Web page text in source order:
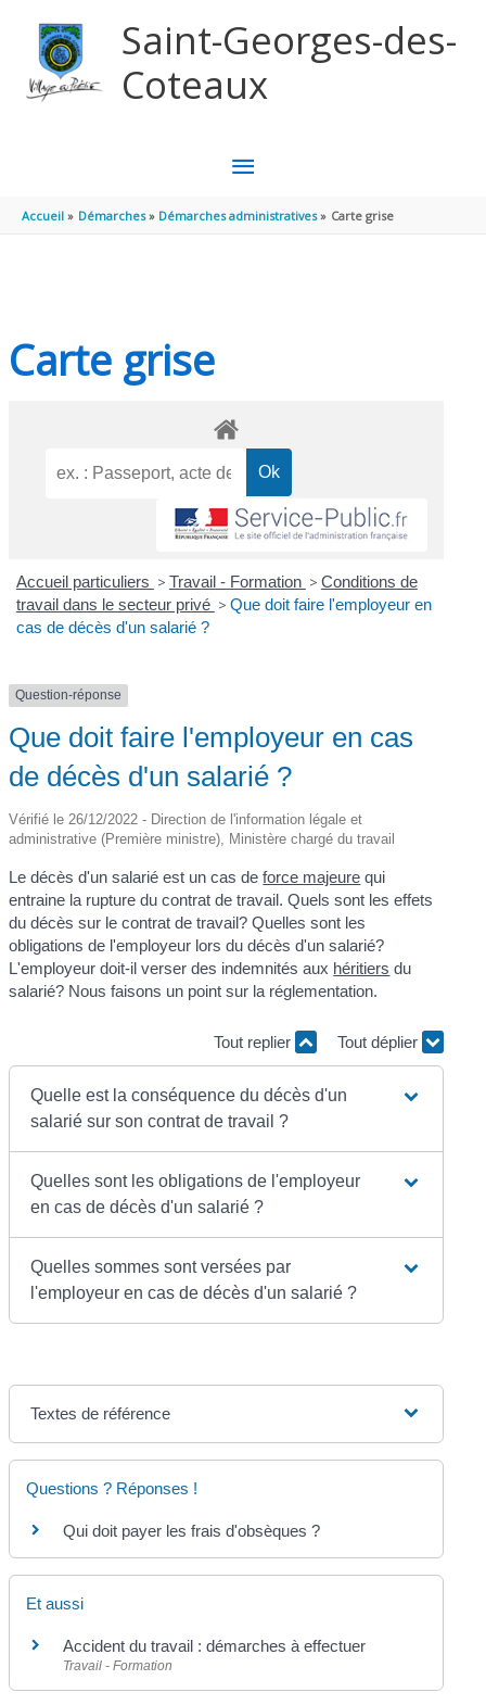
Saint-Georges-des-
Coteaux
MENU
PRINCIPAL
Accueil Démarches Démarches administratives Carte grise
Carte grise
Accueil particuliers > Travail - Formation > Conditions de
travail dans le secteur privé > Que doit faire l'employeur en
cas de décès d'un salarié ?
Question-réponse
Que doit faire l'employeur en cas
de décès d'un salarié ?
Vérifié le 26/12/2022 - Direction de l'information légale et
administrative (Première ministre), Ministère chargé du travail
Le décès d'un salarié est un cas deforce majeure qui
entraine la rupture du contrat de travail. Quels sont les effets
du décès sur le contrat de travail? Quelles sont les
obligations de l'employeur lors du décès d'un salarié?
L'employeur doit-il verser des indemnités aux héritiers du
salarié? Nous faisons un point sur la réglementation.
Tout replier Tout déplier
Quelle est la conséquence du décès d'un
salarié sur son contrat de travail ?
Quelles sont les obligations de l'employeur
en cas de décès d'un salarié ?
Quelles sommes sont versées par
l'employeur en cas de décès d'un salarié ?
Textes de référence
Questions ? Réponses !
Qui doit payer les frais d'obsèques ?
Et aussi
Accident du travail : démarches à effectuer
Travail - Formation